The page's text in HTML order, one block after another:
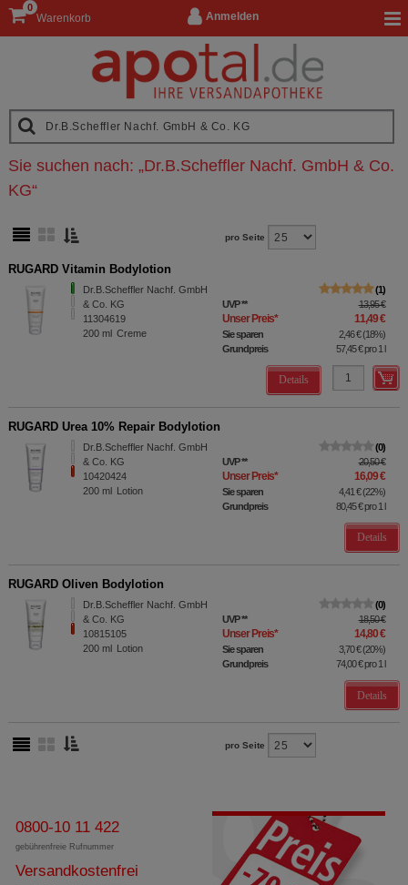
Anmelden
Warenkorb
0
Sie suchen nach: „Dr.B.Scheffler Nachf. GmbH & Co.
KG“
pro Seite
RUGARD Vitamin Bodylotion
Dr.B.Scheffler Nachf. GmbH
& Co. KG
11304619
200 ml Creme
1
UVP** 13,95 €
Unser Preis* 11,49 €
Sie sparen 2,46 €(18%)
Grundpreis
57,45 €pro 1 l
Details
RUGARD Urea 10% Repair Bodylotion
Dr.B.Scheffler Nachf. GmbH
& Co. KG
10420424
200 ml Lotion
0
UVP** 20,50 €
Unser Preis* 16,09 €
Sie sparen 4,41 €(22%)
Grundpreis
80,45 €pro 1 l
Details
RUGARD Oliven Bodylotion
Dr.B.Scheffler Nachf. GmbH
& Co. KG
10815105
200 ml Lotion
0
UVP** 18,50 €
Unser Preis* 14,80 €
Sie sparen 3,70 €(20%)
Grundpreis
74,00 €pro 1 l
Details
pro Seite
0800-10 11 422
gebührenfreie Rufnummer
Versandkostenfrei